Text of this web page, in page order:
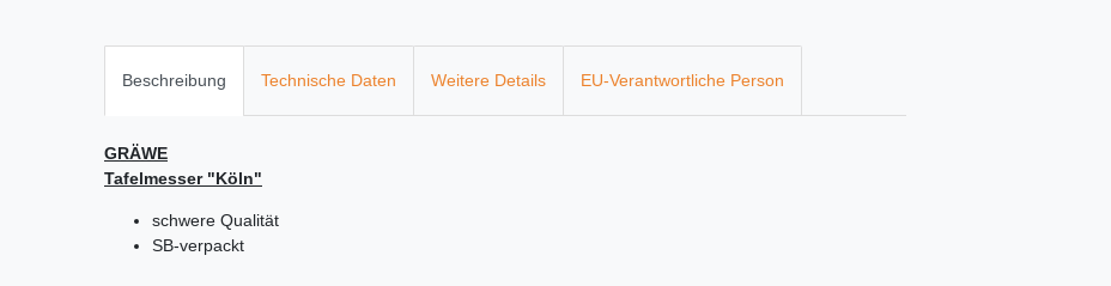
Beschreibung Technische Daten Weitere Details EU-Verantwortliche Person
GRÄWE
Tafelmesser "Köln"
schwere Qualität
SB-verpackt